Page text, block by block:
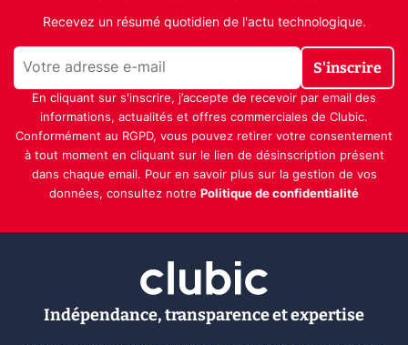
Recevez un résumé quotidien de l'actu technologique.
S'inscrire
En cliquant sur s'inscrire, j’accepte de recevoir par email des
informations, actualités et offres commerciales de Clubic.
Conformément au RGPD, vous pouvez retirer votre consentement
à tout moment en cliquant sur le lien de désinscription présent
dans chaque email. Pour en savoir plus sur la gestion de vos
données, consultez notre Politique de confidentialité
Indépendance, transparence et expertise